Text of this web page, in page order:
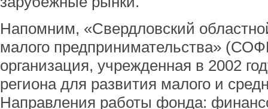
Напомним, «Свердловский
малого предпринимательства»
организация, учрежденная в 2002
региона для развития малого и
Направления работы фонда: